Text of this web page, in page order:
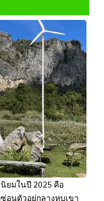
ยมในปี 2025 คือ
อนตัวอยู่กลางหุบเขา